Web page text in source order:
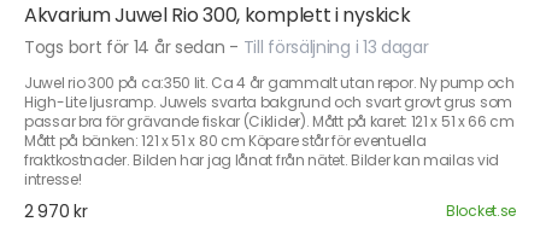
Akvarium Juwel Rio 300, komplett i nyskick
Togs bort för 14 år sedan - Till försäljning i 13 dagar
Juwel rio 300 på ca:350 lit. Ca 4 år gammalt utan repor. Ny pump och
High-Lite ljusramp. Juwels svarta bakgrund och svart grovt grus som
passar bra för grävande fiskar (Ciklider). Mått på karet: 121 x 51 x 66 cm
Mått på bänken: 121 x 51 x 80 cm Köpare står för eventuella
fraktkostnader. Bilden har jag lånat från nätet. Bilder kan mailas vid
intresse!
2 970 kr Blocket.se